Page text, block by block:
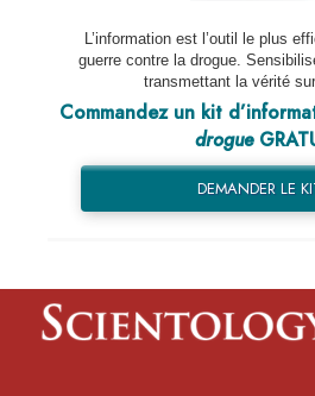
L’information est l’outil le plus
guerre contre la drogue.
transmettant la vérité
Commandez un kit
drogue
DEMANDER LE